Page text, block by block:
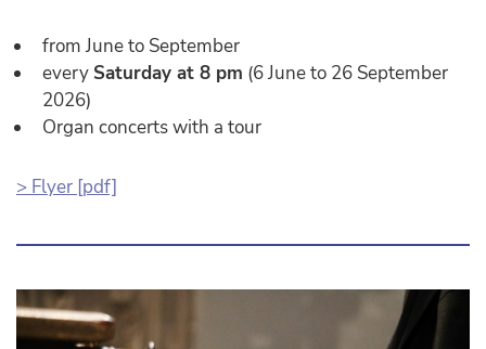
from June to September
every Saturday at 8 pm (6 June to 26 September
2026)
Organ concerts with a tour
> Flyer [pdf]